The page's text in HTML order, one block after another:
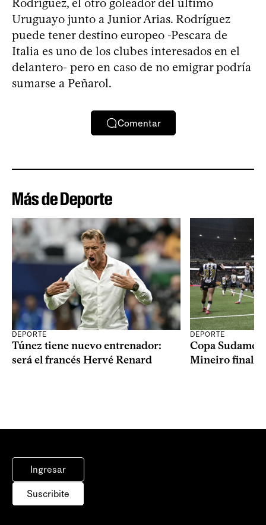
Rodríguez, el otro goleador del último
Uruguayo junto a Junior Arias. Rodríguez
puede tener destino europeo -Pescara de
Italia es uno de los clubes interesados en el
delantero- pero en caso de no emigrar podría
sumarse a Peñarol.
Comentar
Más de Deporte
DEPORTE
Túnez tiene nuevo entrenador:
será el francés Hervé Renard
DEPORTE
Copa
Mineiro
Ingresar
Suscribite